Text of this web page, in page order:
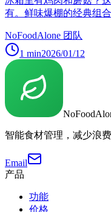
有。鲜味爆棚的经典组合
NoFoodAlone 团队
1 min2026/01/12
智能食材管理，减少浪
Email
产品
功能
价格